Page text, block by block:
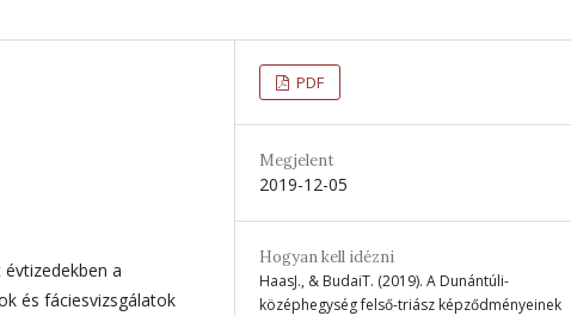
a
és fáciesvizsgálatok
PDF
Megjelent
2019-12-05
Hogyan kell idézni
HaasJ., & BudaiT. (2019). A Dunántúli-
középhegység felső-triász képződményeinek